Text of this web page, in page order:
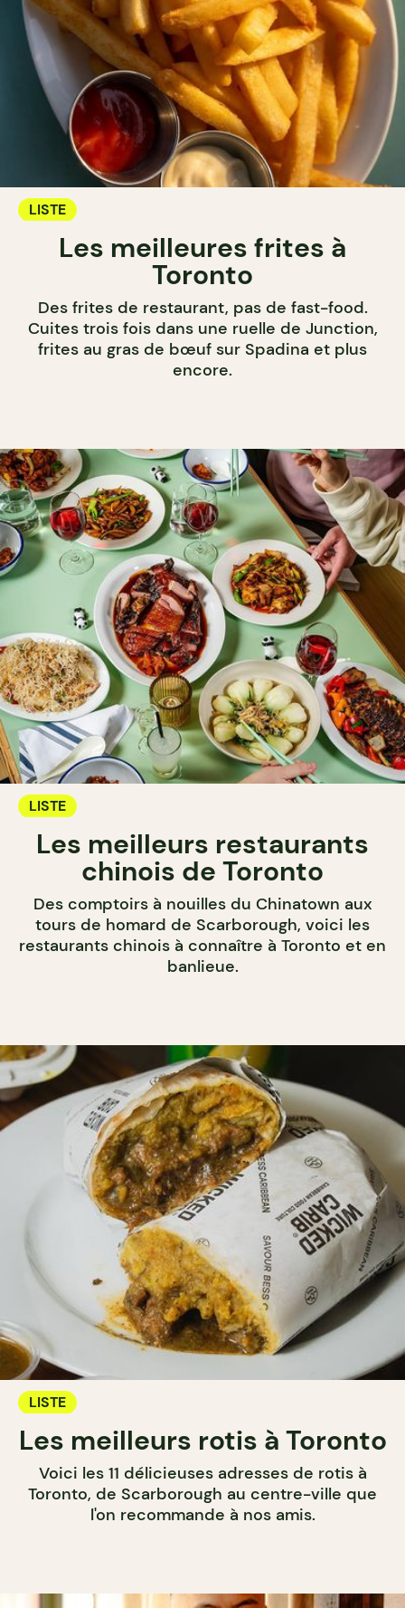
LISTE
Les meilleures frites à
Toronto
Des frites de restaurant, pas de fast-food.
Cuites trois fois dans une ruelle de Junction,
frites au gras de bœuf sur Spadina et plus
encore.
LISTE
Les meilleurs restaurants
chinois de Toronto
Des comptoirs à nouilles du Chinatown aux
tours de homard de Scarborough, voici les
restaurants chinois à connaître à Toronto et en
banlieue.
LISTE
Les meilleurs rotis à Toronto
Voici les 11 délicieuses adresses de rotis à
Toronto, de Scarborough au centre-ville que
l'on recommande à nos amis.